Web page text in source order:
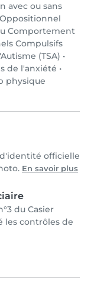
avec ou sans
Comportement
Compulsifs
(TSA) •
de l'anxiété •
physique
officielle
En savoir plus
du Casier
les contrôles de